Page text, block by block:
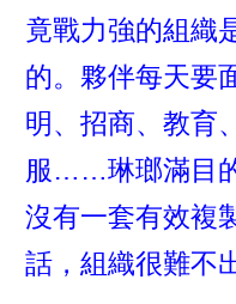
竟戰力強的組織
的。夥伴每天要
明、招商、教育
服……琳瑯滿目
沒有一套有效複
話，組織很難不